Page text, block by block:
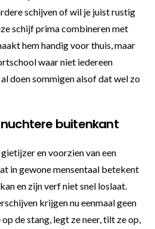
schijven of wil je juist rustig
schijf prima combineren met
hem handig voor thuis, maar
waar niet iedereen
doen sommigen alsof dat wel zo
buitenkant
en voorzien van een
in gewone mensentaal betekent
en zijn verf niet snel loslaat.
krijgen nu eenmaal geen
de stang, legt ze neer, tilt ze op,